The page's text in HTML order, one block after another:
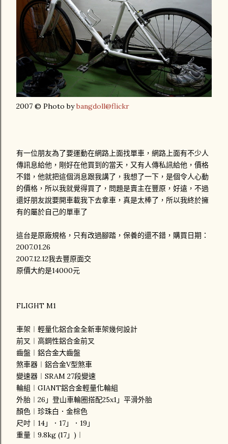
2007 © Photo bybangdoll@flickr
有一位朋友為了要運動在網路上面找單車，網路上面有不少人
傳訊息給他，剛好在他買到的當天，又有人傳私訊給他，價格
不錯，他就把這個消息跟我講了，我想了一下，是個令人心動
的價格，所以我就覺得買了，問題是賣主在豐原，好遠，不過
還好朋友說要開車載我下去拿車，真是太棒了，所以我終於擁
有的屬於自己的單車了
這台是原廠規格，只有改過腳踏，保養的還不錯，購買日期：
2007.01.26
2007.12.12我去豐原面交
原價大約是14000元
FLIGHT M1
車架︱輕量化鋁合金全新車架幾何設計
前叉︱高鋼性鋁合金前叉
齒盤︱鋁合金大齒盤
煞車器︱鋁合金V型煞車
變速器︱SRAM 27段變速
輪組︱GIANT鋁合金輕量化輪組
外胎︱26」登山車輪圈搭配25x1」平滑外胎
顏色︱珍珠白．金棕色
尺吋︱14」．17」．19」
重量︱9.8kg (17」)︱